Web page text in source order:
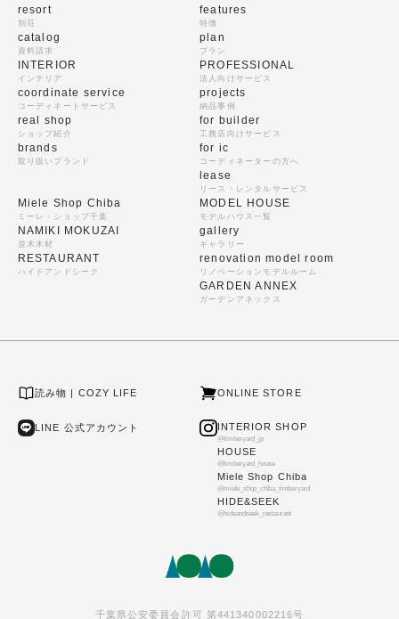
resort
別荘
catalog
資料請求
features
特徴
plan
プラン
INTERIOR
インテリア
coordinate service
コーディネートサービス
real shop
ショップ紹介
brands
取り扱いブランド
PROFESSIONAL
法人向けサービス
projects
納品事例
for builder
工務店向けサービス
for ic
コーディネーターの方へ
lease
リース・レンタルサービス
Miele Shop Chiba
ミーレ・ショップ千葉
NAMIKI MOKUZAI
並木木材
RESTAURANT
ハイドアンドシーク
MODEL HOUSE
モデルハウス一覧
gallery
ギャラリー
renovation model room
リノベーションモデルルーム
GARDEN ANNEX
ガーデンアネックス
読み物 | COZY LIFE ONLINE STORE
LINE 公式アカウント INTERIOR SHOP
@timberyard_jp
HOUSE
@timberyard_house
Miele Shop Chiba
@miele_shop_chiba_timberyard
HIDE&SEEK
@hideandseek_restaurant
千葉県公安委員会許可 第441340002216号